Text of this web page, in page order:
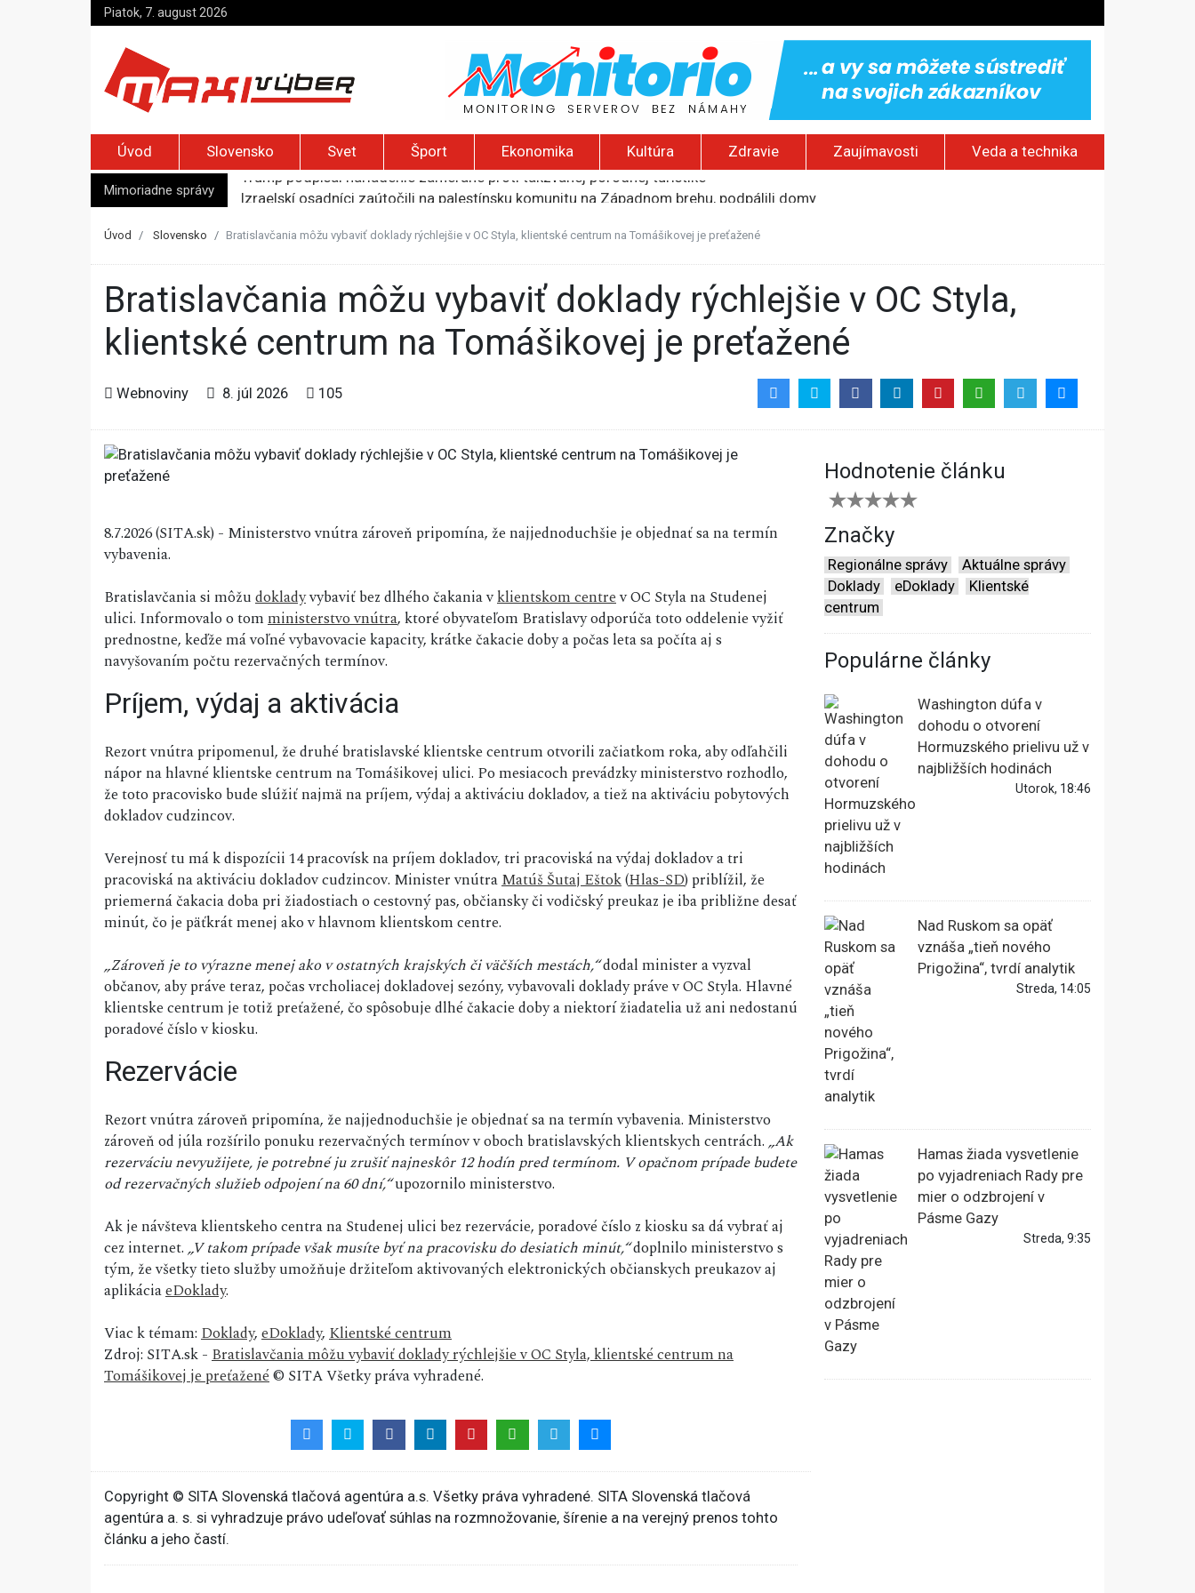
Piatok, 7. august 2026
Úvod Slovensko Svet Šport Ekonomika Kultúra Zdravie Zaujímavosti Veda a technika
Mimoriadne správy
Izraelskí osadníci zaútočili na palestínsku komunitu na Západnom brehu, podpálili domy
Zelenskyj prvýkrát od ruskej invázie navštívi Srbsko, Kyjev ho chce odpútať od Moskvy
Úvod Slovensko Bratislavčania môžu vybaviť doklady rýchlejšie v OC Styla, klientské centrum na Tomášikovej je preťažené
Bratislavčania môžu vybaviť doklady rýchlejšie v OC Styla,
klientské centrum na Tomášikovej je preťažené
Webnoviny 8. júl 2026 105
8.7.2026 (SITA.sk) - Ministerstvo vnútra zároveň pripomína, že najjednoduchšie je objednať sa na termín
vybavenia.
Bratislavčania si môžudokladyvybaviť bez dlhého čakania vklientskom centrev OC Styla na Studenej
ulici. Informovalo o tomministerstvo vnútra, ktoré obyvateľom Bratislavy odporúča toto oddelenie vyžiť
prednostne, keďže má voľné vybavovacie kapacity, krátke čakacie doby a počas leta sa počíta aj s
navyšovaním počtu rezervačných termínov.
Príjem, výdaj a aktivácia
Rezort vnútra pripomenul, že druhé bratislavské klientske centrum otvorili začiatkom roka, aby odľahčili
nápor na hlavné klientske centrum na Tomášikovej ulici. Po mesiacoch prevádzky ministerstvo rozhodlo,
že toto pracovisko bude slúžiť najmä na príjem, výdaj a aktiváciu dokladov, a tiež na aktiváciu pobytových
dokladov cudzincov.
Verejnosť tu má k dispozícii 14 pracovísk na príjem dokladov, tri pracoviská na výdaj dokladov a tri
pracoviská na aktiváciu dokladov cudzincov. Minister vnútraMatúš Šutaj Eštok(Hlas-SD) priblížil, že
priemerná čakacia doba pri žiadostiach o cestovný pas, občiansky či vodičský preukaz je iba približne desať
minút, čo je päťkrát menej ako v hlavnom klientskom centre.
„Zároveň je to výrazne menej ako v ostatných krajských či väčších mestách,“dodal minister a vyzval
občanov, aby práve teraz, počas vrcholiacej dokladovej sezóny, vybavovali doklady práve v OC Styla. Hlavné
klientske centrum je totiž preťažené, čo spôsobuje dlhé čakacie doby a niektorí žiadatelia už ani nedostanú
poradové číslo v kiosku.
Rezervácie
Rezort vnútra zároveň pripomína, že najjednoduchšie je objednať sa na termín vybavenia. Ministerstvo
zároveň od júla rozšírilo ponuku rezervačných termínov v oboch bratislavských klientskych centrách.„Ak
rezerváciu nevyužijete, je potrebné ju zrušiť najneskôr 12 hodín pred termínom. V opačnom prípade budete
od rezervačných služieb odpojení na 60 dní,“upozornilo ministerstvo.
Ak je návšteva klientskeho centra na Studenej ulici bez rezervácie, poradové číslo z kiosku sa dá vybrať aj
cez internet.„V takom prípade však musíte byť na pracovisku do desiatich minút,“doplnilo ministerstvo s
tým, že všetky tieto služby umožňuje držiteľom aktivovaných elektronických občianskych preukazov aj
aplikáciaeDoklady.
Viac k témam:Doklady,eDoklady,Klientské centrum
Zdroj: SITA.sk -Bratislavčania môžu vybaviť doklady rýchlejšie v OC Styla, klientské centrum na
Tomášikovej je preťažené© SITA Všetky práva vyhradené.
Hodnotenie článku
Značky
Regionálne správy
Aktuálne správy
Doklady
eDoklady
Klientské
centrum
Populárne články
Washington dúfa v
dohodu o otvorení
Hormuzského prielivu už v
najbližších hodinách
Utorok, 18:46
Nad Ruskom sa opäť
vznáša „tieň nového
Prigožina“, tvrdí analytik
Streda, 14:05
Hamas žiada vysvetlenie
po vyjadreniach Rady pre
mier o odzbrojení v
Pásme Gazy
Streda, 9:35
Copyright © SITA Slovenská tlačová agentúra a.s. Všetky práva vyhradené. SITA Slovenská tlačová
agentúra a. s. si vyhradzuje právo udeľovať súhlas na rozmnožovanie, šírenie a na verejný prenos tohto
článku a jeho častí.